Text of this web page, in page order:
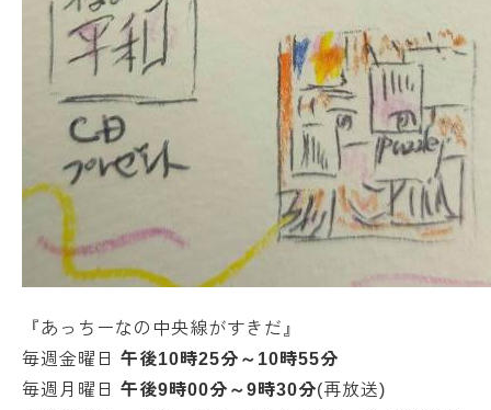
『あっちーなの中央線がすきだ』
毎週金曜日 午後10時25分～10時55分
毎週月曜日 午後9時00分～9時30分(再放送)